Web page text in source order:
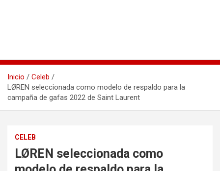
Inicio
Celeb
LØREN seleccionada como modelo de respaldo para la
campaña de gafas 2022 de Saint Laurent
CELEB
LØREN seleccionada como